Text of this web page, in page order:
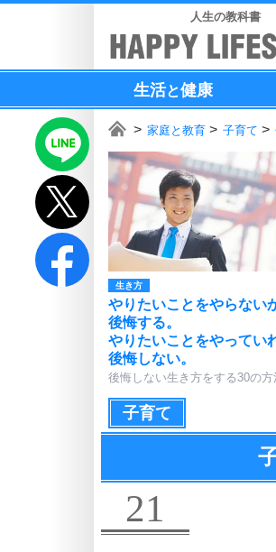
人生の教科書
生活と健康
家庭と教育 子育て
生き方
やりたいことをやらない
後悔する。
やりたいことをやってい
後悔しない。
後悔しない生き方をする30の方
子育て
21